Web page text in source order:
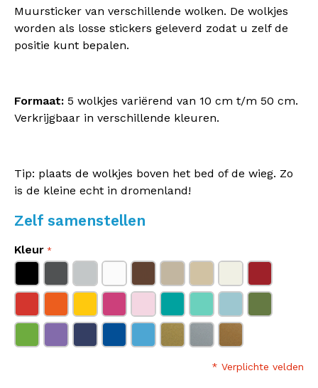
Muursticker van verschillende wolken. De wolkjes
worden als losse stickers geleverd zodat u zelf de
positie kunt bepalen.
Formaat: 5 wolkjes variërend van 10 cm t/m 50 cm.
Verkrijgbaar in verschillende kleuren.
Tip: plaats de wolkjes boven het bed of de wieg. Zo
is de kleine echt in dromenland!
Zelf samenstellen
Kleur
* Verplichte velden